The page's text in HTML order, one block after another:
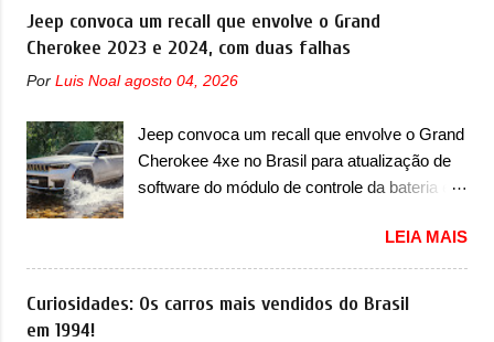
Apoiada pela Stellantis, a marca confirmou a
estreia de um novo modelo compacto à sua
marca revelou as primeiras imagens teaser
versão mais esportiva, o A05s. Previsto para
ser lançado ainda neste ano na China, o
compacto elétrico colocará a Leapmotor para
de compactos, como BYD Dolphin e Geely
EX2. Visualmente, o A05 conta com um
design já visto por outros modelos da marca,
Jeep convoca um recall que envolve o Grand
Cherokee 2023 e 2024, com duas falhas
Por Luis Noal agosto 04, 2026
Jeep convoca um recall que envolve o Grand
Cherokee 4xe no Brasil para atualização de
software do módulo de controle da bateria e
Jeep convocou no dia 10 de outubro de 2025
um chamado que envolve os proprietários do
Grand Cherokee 4xe, em sua versão única
LEIA MAIS
Curiosidades: Os carros mais vendidos do Brasil
em 1994!